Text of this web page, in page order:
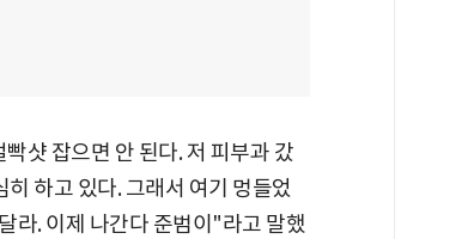
샷 잡으면 안 된다. 저 피부과 갔
하고 있다. 그래서 여기 멍들었
라. 이제 나간다 준범이"라고 말했